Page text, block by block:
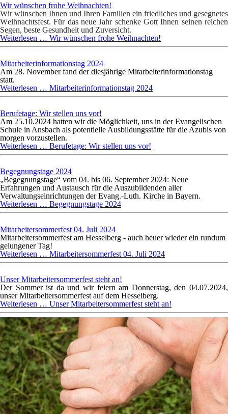
Wir wünschen frohe Weihnachten!
Wir wünschen Ihnen und Ihren Familien ein friedliches und gesegnetes
Weihnachtsfest. Für das neue Jahr schenke Gott Ihnen seinen reichen
Segen, beste Gesundheit und Zuversicht.
Weiterlesen … Wir wünschen frohe Weihnachten!
Mitarbeiterinformationstag 2024
Am 28. November fand der diesjährige Mitarbeiterinformationstag
statt.
Weiterlesen … Mitarbeiterinformationstag 2024
Berufetage: Wir stellen uns vor!
Am 25.10.2024 hatten wir die Möglichkeit, uns in der Evangelischen
Schule in Ansbach als potentielle Ausbildungsstätte für die Azubis von
morgen vorzustellen.
Weiterlesen … Berufetage: Wir stellen uns vor!
Begegnungstage 2024
„Begegnungstage“ vom 04. bis 06. September 2024: Neue
Erfahrungen und Austausch für die Auszubildenden aller
Verwaltungseinrichtungen der Evang.-Luth. Kirche in Bayern.
Weiterlesen … Begegnungstage 2024
Mitarbeitersommerfest 04. Juli 2024
Mitarbeitersommerfest am Hesselberg - auch heuer wieder ein rundum
gelungener Tag!
Weiterlesen … Mitarbeitersommerfest 04. Juli 2024
Unser Mitarbeitersommerfest steht an!
Der Sommer ist da und wir feiern am Donnerstag, den 04.07.2024,
unser Mitarbeitersommerfest auf dem Hesselberg.
Weiterlesen … Unser Mitarbeitersommerfest steht an!